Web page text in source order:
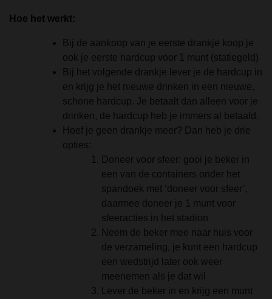
Hoe het werkt:
Bij de aankoop van je eerste drankje koop je
ook je eerste hardcup voor 1 munt (statiegeld)
Bij het volgende drankje lever je de hardcup in
en krijg je het nieuwe drinken in een nieuwe,
schone hardcup. Je betaalt dan alleen voor je
drinken, de hardcup heb je immers al betaald.
Hoef je geen drankje meer? Dan heb je drie
opties:
Doneer voor sfeer: gooi je beker in
een van de containers onder het
spandoek met ‘doneer voor sfeer’,
daarmee doneer je 1 munt voor
sfeeracties in het stadion
Neem de beker mee naar huis voor
de verzameling, je kunt een hardcup
een wedstrijd later ook weer
meenemen als je dat wil
Lever de beker in en krijg een munt